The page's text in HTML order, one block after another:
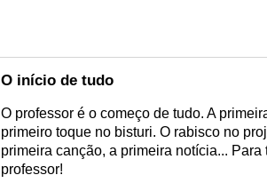
O início de tudo
O professor é o começo de tudo. A
primeiro toque no bisturi. O rabisco no
primeira canção, a primeira notícia...
professor!